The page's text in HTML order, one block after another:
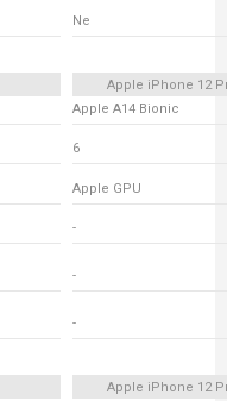
Ne
Apple iPhone 12
Apple A14 Bionic
6
Apple GPU
-
-
-
Apple iPhone 12